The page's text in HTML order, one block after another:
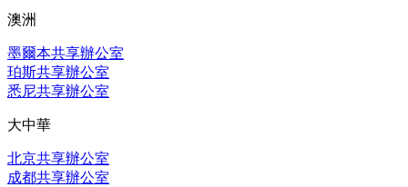
澳洲
墨爾本共享辦公室
珀斯共享辦公室
悉尼共享辦公室
大中華
北京共享辦公室
成都共享辦公室